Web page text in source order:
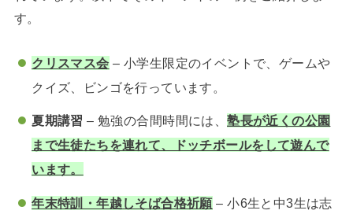
す。
クリスマス会 – 小学生限定のイベントで、ゲームや
クイズ、ビンゴを行っています。
夏期講習 – 勉強の合間時間には、塾長が近くの公園
まで生徒たちを連れて、ドッチボールをして遊んで
います。
年末特訓・年越しそば合格祈願– 小6生と中3生は志